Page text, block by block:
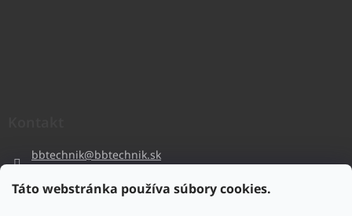
Táto webstránka používa súbory cookies.
bbtechnik@bbtechnik.sk